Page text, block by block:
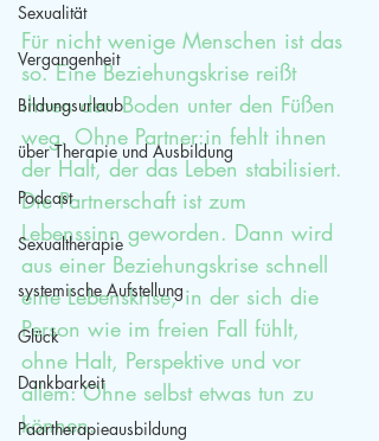
Sexualität
Vergangenheit
Bildungsurlaub
über Therapie und Ausbildung
Podcast
Sexualtherapie
systemische Aufstellung
Glück
Dankbarkeit
Paartherapieausbildung
Für nicht wenige Menschen ist das
so. Eine Beziehungskrise reißt
ihnen den Boden unter den Füßen
weg. Ohne Partner:in fehlt ihnen
der Halt, der das Leben stabilisiert.
Die Partnerschaft ist zum
Lebenssinn geworden. Dann wird
aus einer Beziehungskrise schnell
eine Lebenskrise, in der sich die
Person wie im freien Fall fühlt,
ohne Halt, Perspektive und vor
allem: Ohne selbst etwas tun zu
können.